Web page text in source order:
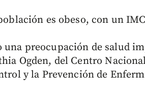
es obeso, con un
una preocupación de salud
Ogden, del Centro
y la Prevención de